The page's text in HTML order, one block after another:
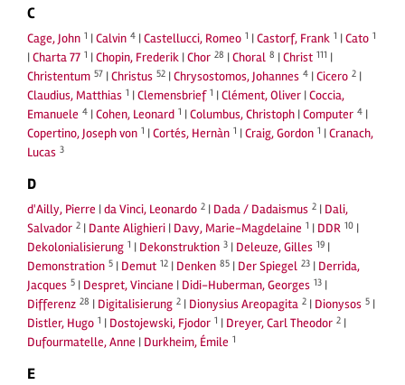
C
Cage, John 1 |Calvin 4 |Castellucci, Romeo 1 |Castorf, Frank 1 |Cato 1
|Charta 77 1 |Chopin, Frederik |Chor 28 |Choral 8 |Christ 111 |
Christentum 57 |Christus 52 |Chrysostomos, Johannes 4 |Cicero 2 |
Claudius, Matthias 1 |Clemensbrief 1 |Clément, Oliver |Coccia,
Emanuele 4 |Cohen, Leonard 1 |Columbus, Christoph |Computer 4 |
Copertino, Joseph von 1 |Cortés, Hernàn 1 |Craig, Gordon 1 |Cranach,
Lucas 3
D
d'Ailly, Pierre |da Vinci, Leonardo 2 | Dada / Dadaismus 2 | Dali,
Salvador 2 | Dante Alighieri | Davy, Marie-Magdelaine 1 | DDR 10 |
Dekolonialisierung 1 | Dekonstruktion 3 | Deleuze, Gilles 19 |
Demonstration 5 | Demut 12 | Denken 85 | Der Spiegel 23 | Derrida,
Jacques 5 | Despret, Vinciane | Didi-Huberman, Georges 13 |
Differenz 28 | Digitalisierung 2 | Dionysius Areopagita 2 | Dionysos 5 |
Distler, Hugo 1 | Dostojewski, Fjodor 1 | Dreyer, Carl Theodor 2 |
Dufourmatelle, Anne | Durkheim, Émile 1
E